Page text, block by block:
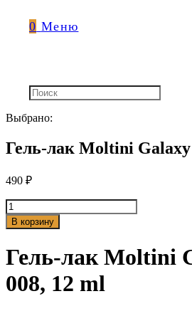
0 Меню
Выбрано:
Гель-лак Moltini
490 ₽
Количество
товара
Гель-
Moltini
Galaxy
Ultra
008,
В корзину
Гель-лак Moltini
008, 12 ml